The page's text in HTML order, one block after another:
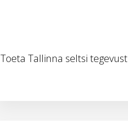
Toeta Tallinna seltsi tegevust